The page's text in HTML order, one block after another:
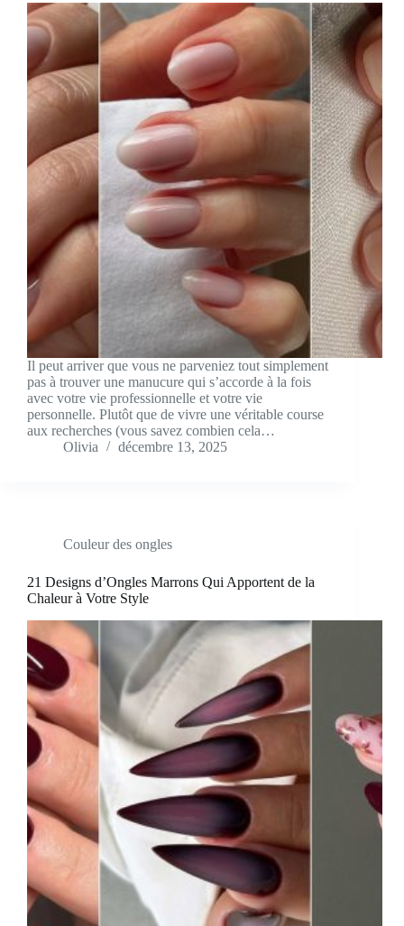
Il peut arriver que vous ne parveniez tout simplement
pas à trouver une manucure qui s’accorde à la fois
avec votre vie professionnelle et votre vie
personnelle. Plutôt que de vivre une véritable course
aux recherches (vous savez combien cela…
Olivia
décembre 13, 2025
Couleur des ongles
21 Designs d’Ongles Marrons Qui Apportent de la
Chaleur à Votre Style